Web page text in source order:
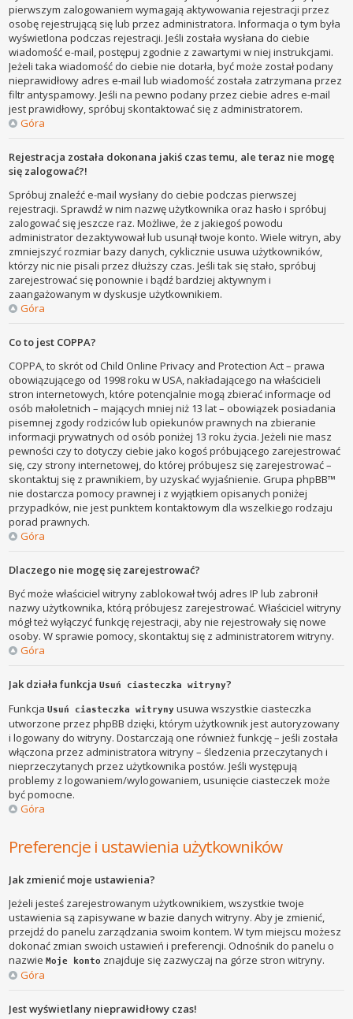
pierwszym zalogowaniem wymagają aktywowania rejestracji przez
osobę rejestrującą się lub przez administratora. Informacja o tym była
wyświetlona podczas rejestracji. Jeśli została wysłana do ciebie
wiadomość e-mail, postępuj zgodnie z zawartymi w niej instrukcjami.
Jeżeli taka wiadomość do ciebie nie dotarła, być może został podany
nieprawidłowy adres e-mail lub wiadomość została zatrzymana przez
filtr antyspamowy. Jeśli na pewno podany przez ciebie adres e-mail
jest prawidłowy, spróbuj skontaktować się z administratorem.
Góra
Rejestracja została dokonana jakiś czas temu, ale teraz nie mogę
się zalogować?!
Spróbuj znaleźć e-mail wysłany do ciebie podczas pierwszej
rejestracji. Sprawdź w nim nazwę użytkownika oraz hasło i spróbuj
zalogować się jeszcze raz. Możliwe, że z jakiegoś powodu
administrator dezaktywował lub usunął twoje konto. Wiele witryn, aby
zmniejszyć rozmiar bazy danych, cyklicznie usuwa użytkowników,
którzy nic nie pisali przez dłuższy czas. Jeśli tak się stało, spróbuj
zarejestrować się ponownie i bądź bardziej aktywnym i
zaangażowanym w dyskusje użytkownikiem.
Góra
Co to jest COPPA?
COPPA, to skrót od Child Online Privacy and Protection Act – prawa
obowiązującego od 1998 roku w USA, nakładającego na właścicieli
stron internetowych, które potencjalnie mogą zbierać informacje od
osób małoletnich – mających mniej niż 13 lat – obowiązek posiadania
pisemnej zgody rodziców lub opiekunów prawnych na zbieranie
informacji prywatnych od osób poniżej 13 roku życia. Jeżeli nie masz
pewności czy to dotyczy ciebie jako kogoś próbującego zarejestrować
się, czy strony internetowej, do której próbujesz się zarejestrować –
skontaktuj się z prawnikiem, by uzyskać wyjaśnienie. Grupa phpBB™
nie dostarcza pomocy prawnej i z wyjątkiem opisanych poniżej
przypadków, nie jest punktem kontaktowym dla wszelkiego rodzaju
porad prawnych.
Góra
Dlaczego nie mogę się zarejestrować?
Być może właściciel witryny zablokował twój adres IP lub zabronił
nazwy użytkownika, którą próbujesz zarejestrować. Właściciel witryny
mógł też wyłączyć funkcję rejestracji, aby nie rejestrowały się nowe
osoby. W sprawie pomocy, skontaktuj się z administratorem witryny.
Góra
Jak działa funkcjaUsuń ciasteczka witryny?
FunkcjaUsuń ciasteczka witryny usuwa wszystkie ciasteczka
utworzone przez phpBB dzięki, którym użytkownik jest autoryzowany
i logowany do witryny. Dostarczają one również funkcję – jeśli została
włączona przez administratora witryny – śledzenia przeczytanych i
nieprzeczytanych przez użytkownika postów. Jeśli występują
problemy z logowaniem/wylogowaniem, usunięcie ciasteczek może
być pomocne.
Góra
Preferencje i ustawienia użytkowników
Jak zmienić moje ustawienia?
Jeżeli jesteś zarejestrowanym użytkownikiem, wszystkie twoje
ustawienia są zapisywane w bazie danych witryny. Aby je zmienić,
przejdź do panelu zarządzania swoim kontem. W tym miejscu możesz
dokonać zmian swoich ustawień i preferencji. Odnośnik do panelu o
nazwieMoje konto znajduje się zazwyczaj na górze stron witryny.
Góra
Jest wyświetlany nieprawidłowy czas!